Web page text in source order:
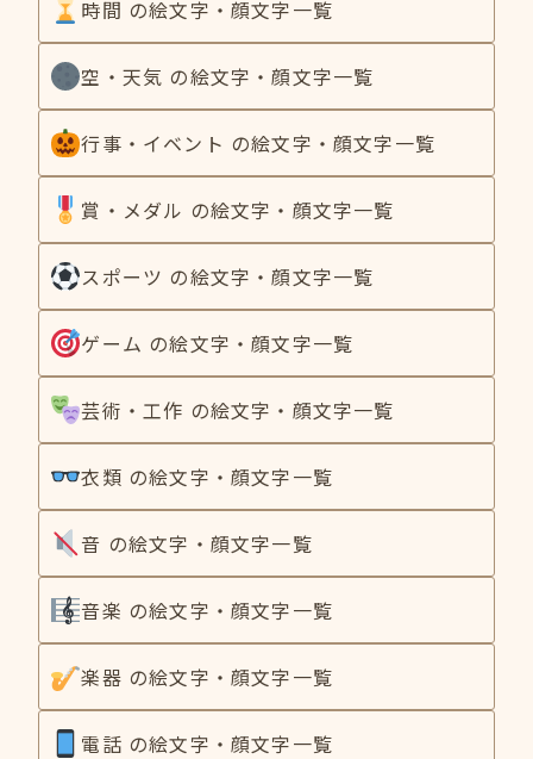
時間 の絵文字・顔文字一覧
空・天気 の絵文字・顔文字一覧
行事・イベント の絵文字・顔文字一覧
賞・メダル の絵文字・顔文字一覧
スポーツ の絵文字・顔文字一覧
ゲーム の絵文字・顔文字一覧
芸術・工作 の絵文字・顔文字一覧
衣類 の絵文字・顔文字一覧
音 の絵文字・顔文字一覧
音楽 の絵文字・顔文字一覧
楽器 の絵文字・顔文字一覧
電話 の絵文字・顔文字一覧